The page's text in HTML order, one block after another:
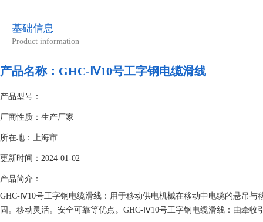
基础信息
Product information
产品名称： GHC-Ⅳ10号工字钢电缆滑线
产品型号：
厂商性质：生产厂家
所在地：上海市
更新时间：2024-01-02
产品简介：
GHC-Ⅳ10号工字钢电缆滑线：用于移动供电机械在移动中电缆的悬吊与
固。移动灵活。安全可靠等优点。GHC-Ⅳ10号工字钢电缆滑线：由